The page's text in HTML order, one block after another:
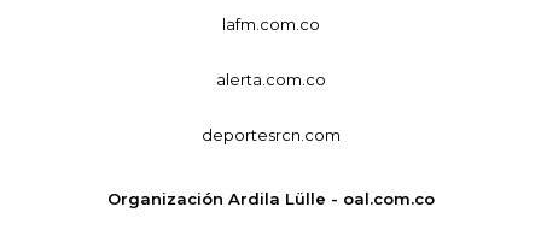
lafm.com.co
alerta.com.co
deportesrcn.com
Organización Ardila Lülle - oal.com.co